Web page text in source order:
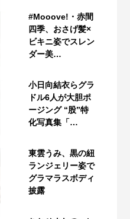
#Mooove!・赤間
四季、おさげ髪×
ビキニ姿でスレン
ダー美…
小日向結衣らグラ
ドル6人が大胆ポ
ージング “股”特
化写真集「…
東雲うみ、黒の紐
ランジェリー姿で
グラマラスボディ
披露